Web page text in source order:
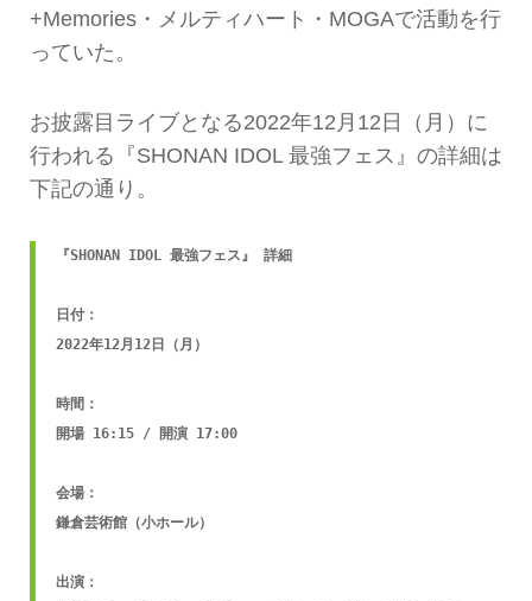
+Memories・メルティハート・MOGAで活動を行
っていた。
お披露目ライブとなる2022年12月12日（月）に
行われる『SHONAN IDOL 最強フェス』の詳細は
下記の通り。
『SHONAN IDOL 最強フェス』 詳細
日付：
2022年12月12日（月）
時間：
開場 16:15 / 開演 17:00
会場：
鎌倉芸術館（小ホール）
出演：